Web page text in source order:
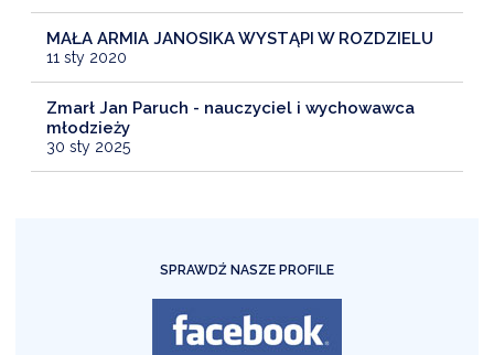
MAŁA ARMIA JANOSIKA WYSTĄPI W ROZDZIELU
11 sty 2020
Zmarł Jan Paruch - nauczyciel i wychowawca
młodzieży
30 sty 2025
SPRAWDŹ NASZE PROFILE